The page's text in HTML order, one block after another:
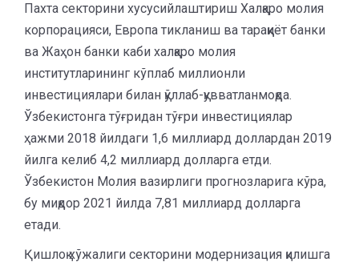
Пахта секторини хусусийлаштириш Халқаро молия
корпорацияси, Европа тикланиш ва тараққиёт банки
ва Жаҳон банки каби халқаро молия
институтларининг кўплаб миллионли
инвестициялари билан қўллаб-қувватланмоқда.
Ўзбекистонга тўғридан тўғри инвестициялар
ҳажми 2018 йилдаги 1,6 миллиард доллардан 2019
йилга келиб 4,2 миллиард долларга етди.
Ўзбекистон Молия вазирлиги прогнозларига кўра,
бу миқдор 2021 йилда 7,81 миллиард долларга
етади.
Қишлоқ хўжалиги секторини модернизация қилишга